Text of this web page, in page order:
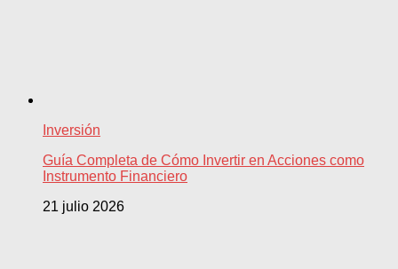
Inversión
Guía Completa de Cómo Invertir en Acciones como
Instrumento Financiero
21 julio 2026